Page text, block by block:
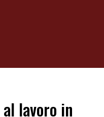
lavoro in